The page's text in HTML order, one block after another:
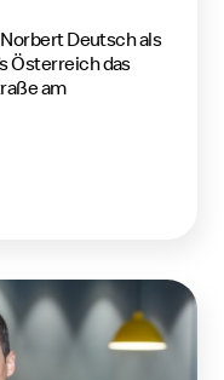
Deutsch als
Österreich das
am